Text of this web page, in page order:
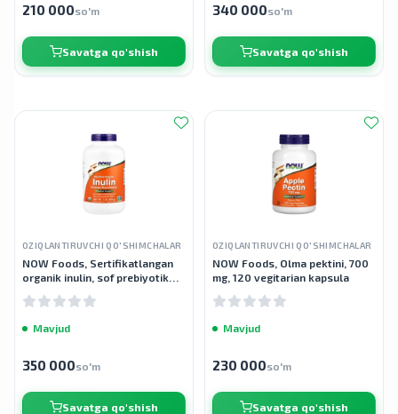
210 000so'm
Savatga qo'shish
340 000so'm
Savatga qo'shish
OZIQLANTIRUVCHI QO'SHIMCHALAR
NOW Foods, Sertifikatlangan
organik inulin, sof prebiyotik
Mavjud
350 000so'm
Savatga qo'shish
OZIQLANTIRUVCHI QO'SHIMCHALAR
NOW Foods, Olma pektini, 700
mg, 120 vegitarian kapsula
Mavjud
230 000so'm
Savatga qo'shish